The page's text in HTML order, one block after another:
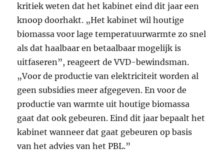
kritiek weten dat het kabinet eind dit jaar een
knoop doorhakt. „Het kabinet wil houtige
biomassa voor lage temperatuurwarmte zo snel
als dat haalbaar en betaalbaar mogelijk is
uitfaseren”, reageert de VVD-bewindsman.
„Voor de productie van elektriciteit worden al
geen subsidies meer afgegeven. En voor de
productie van warmte uit houtige biomassa
gaat dat ook gebeuren. Eind dit jaar bepaalt het
kabinet wanneer dat gaat gebeuren op basis
van het advies van het PBL.”